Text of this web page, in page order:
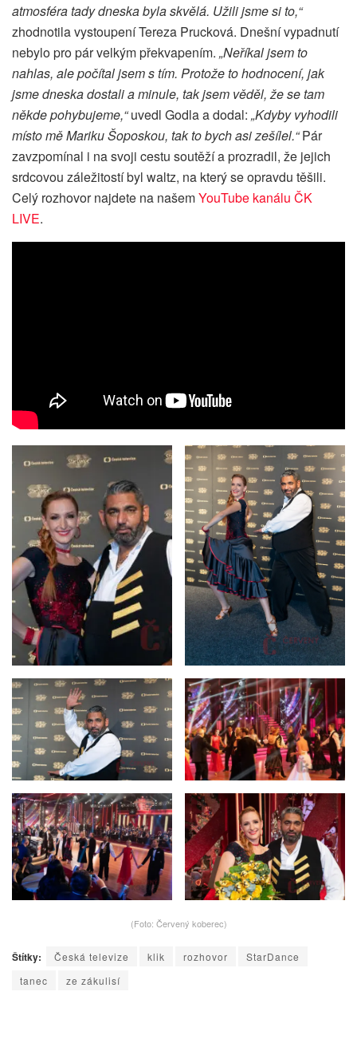
atmosféra tady dneska byla skvělá. Užili jsme si to,“
zhodnotila vystoupení Tereza Prucková. Dnešní vypadnutí
nebylo pro pár velkým překvapením. „Neříkal jsem to
nahlas, ale počítal jsem s tím. Protože to hodnocení, jak
jsme dneska dostali a minule, tak jsem věděl, že se tam
někde pohybujeme,“uvedl Godla a dodal: „Kdyby vyhodili
místo mě Mariku Šoposkou, tak to bych asi zešílel.“Pár
zavzpomínal i na svoji cestu soutěží a prozradil, že jejich
srdcovou záležitostí byl waltz, na který se opravdu těšili.
Celý rozhovor najdete na našemYouTube kanálu ČK
LIVE.
(Foto: Červený koberec)
Štítky: Česká televize klik rozhovor
StarDance
tanec
ze zákulisí